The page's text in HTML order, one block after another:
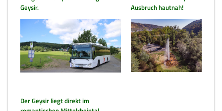
Geysir.
Ausbruch hautnah!
Der Geysir liegt direkt im